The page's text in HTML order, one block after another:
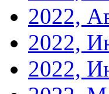
2022,
2022,
2022,